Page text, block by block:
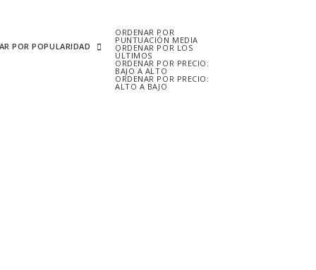
POR POPULARIDAD
ORDENAR POR
PUNTUACIÓN MEDIA
ORDENAR POR LOS
ÚLTIMOS
ORDENAR POR PRECIO:
BAJO A ALTO
ORDENAR POR PRECIO:
ALTO A BAJO